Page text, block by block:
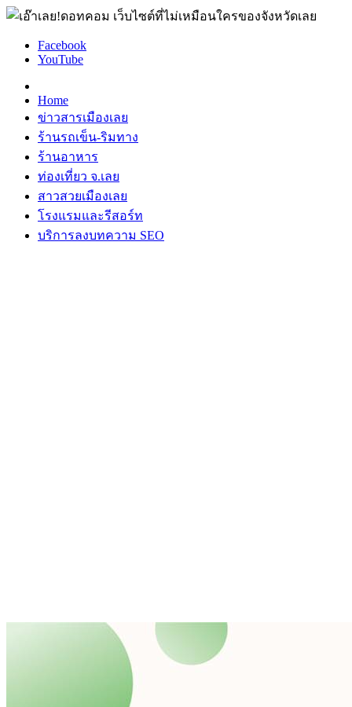
Facebook
YouTube
Home
ข่าวสารเมืองเลย
ร้านรถเข็น-ริมทาง
ร้านอาหาร
ท่องเที่ยว จ.เลย
สาวสวยเมืองเลย
โรงแรมและรีสอร์ท
บริการลงบทความ SEO